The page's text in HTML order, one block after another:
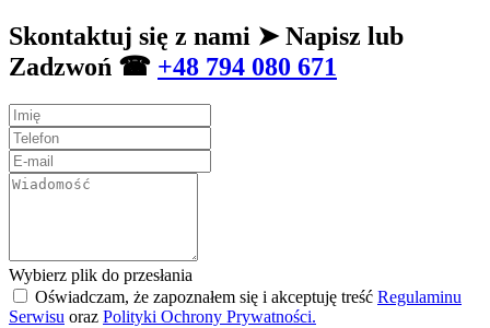
Skontaktuj się z nami ➤ Napisz lub
Zadzwoń ☎ +48 794 080 671
Wybierz plik do przesłania
Oświadczam, że zapoznałem się i akceptuję treść Regulaminu
Serwisu oraz Polityki Ochrony Prywatności.